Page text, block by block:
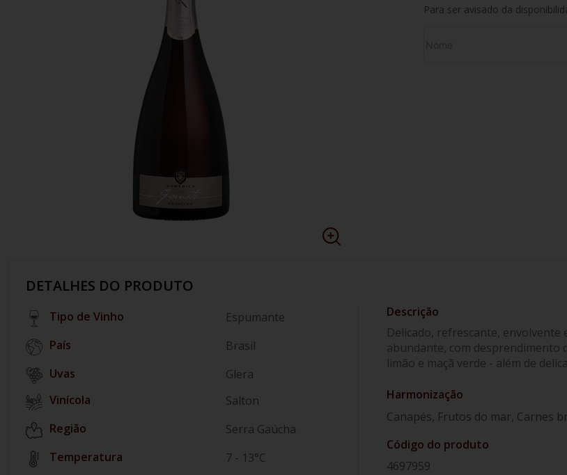
Para ser avisado da
DETALHES DO PRODUTO
Tipo de Vinho
Espumante
País
Brasil
Glera
Vinícola
Salton
Região
Serra Gaúcha
Temperatura
7 - 13°C
Delicado, refrescante, envolvente
abundante, com desprendimento
limão e maçã verde - além de
Harmonização
Canapés, Frutos do mar, Carnes
Código do produto
4697959